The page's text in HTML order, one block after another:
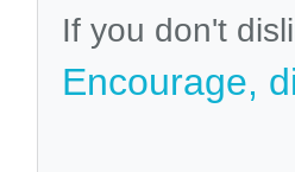
If you don't
Encourage,